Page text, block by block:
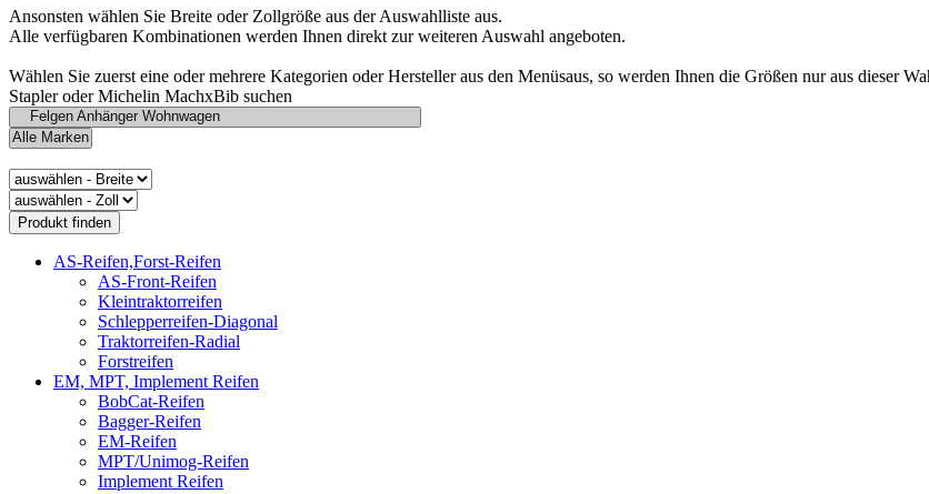
Ansonsten wählen Sie Breite oder Zollgröße aus der Auswahlliste aus.
Alle verfügbaren Kombinationen werden Ihnen direkt zur weiteren Auswahl angeboten.
Wählen Sie zuerst eine oder mehrere Kategorien oder Hersteller aus den Menüsaus, so werden Ihnen die Größen nur aus dieser
Stapler oder Michelin MachxBib suchen
AS-Reifen,Forst-Reifen
AS-Front-Reifen
Kleintraktorreifen
Schlepperreifen-Diagonal
Traktorreifen-Radial
Forstreifen
EM, MPT, Implement Reifen
BobCat-Reifen
Bagger-Reifen
EM-Reifen
MPT/Unimog-Reifen
Implement Reifen